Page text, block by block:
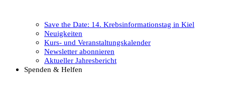
Save the Date: 14. Krebsinformationstag in Kiel
Neuigkeiten
Kurs- und Veranstaltungskalender
Newsletter abonnieren
Aktueller Jahresbericht
Spenden & Helfen